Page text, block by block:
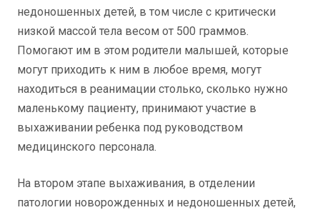
недоношенных детей, в том числе с критически
низкой массой тела весом от 500 граммов.
Помогают им в этом родители малышей, которые
могут приходить к ним в любое время, могут
находиться в реанимации столько, сколько нужно
маленькому пациенту, принимают участие в
выхаживании ребенка под руководством
медицинского персонала.
На втором этапе выхаживания, в отделении
патологии новорожденных и недоношенных детей,